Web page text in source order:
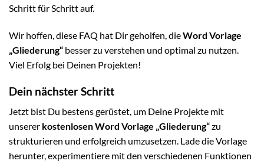
Schritt für Schritt auf.
Wir hoffen, diese FAQ hat Dir geholfen, dieWord Vorlage
„Gliederung“ besser zu verstehen und optimal zu nutzen.
Viel Erfolg bei Deinen Projekten!
Dein nächster Schritt
Jetzt bist Du bestens gerüstet, um Deine Projekte mit
unserer kostenlosen Word Vorlage „Gliederung“zu
strukturieren und erfolgreich umzusetzen. Lade die Vorlage
herunter, experimentiere mit den verschiedenen Funktionen